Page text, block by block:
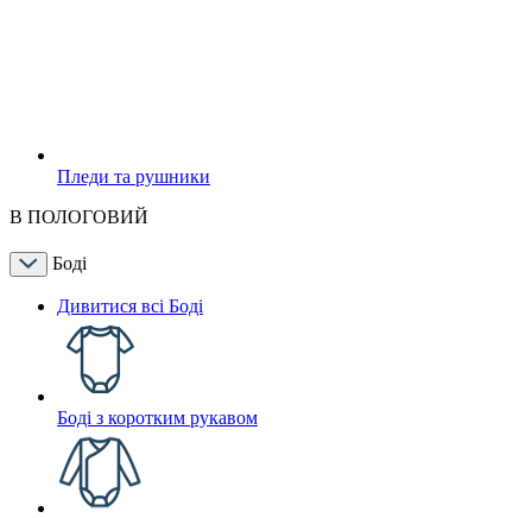
Пледи та рушники
В ПОЛОГОВИЙ
Боді
Дивитися всі Боді
Боді з коротким рукавом